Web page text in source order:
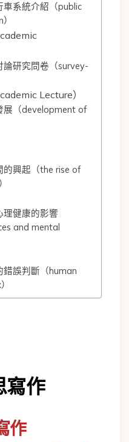
車系統介紹（public
論研究問卷（survey-
Lecture）
展（development of
的興起（the rise of
理健康的影響
and mental
錯誤判斷（human
寫作
作